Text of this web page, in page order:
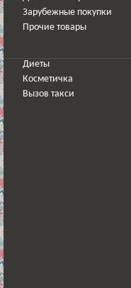
Зарубежные покупки
Прочие товары
Диеты
Косметичка
Вызов такси